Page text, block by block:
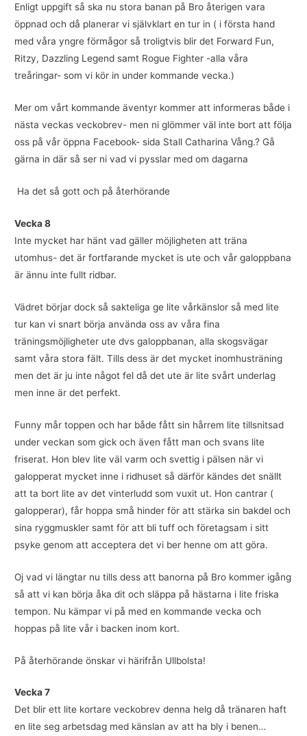
Enligt uppgift så ska nu stora banan på Bro återigen vara
öppnad och då planerar vi självklart en tur in ( i första hand
med våra yngre förmågor så troligtvis blir det Forward Fun,
Ritzy, Dazzling Legend samt Rogue Fighter -alla våra
treåringar- som vi kör in under kommande vecka.)
Mer om vårt kommande äventyr kommer att informeras både i
nästa veckas veckobrev- men ni glömmer väl inte bort att följa
oss på vår öppna Facebook- sida Stall Catharina Vång.? Gå
gärna in där så ser ni vad vi pysslar med om dagarna
Ha det så gott och på återhörande
Vecka 8
Inte mycket har hänt vad gäller möjligheten att träna
utomhus- det är fortfarande mycket is ute och vår galoppbana
är ännu inte fullt ridbar.
Vädret börjar dock så sakteliga ge lite vårkänslor så med lite
tur kan vi snart börja använda oss av våra fina
träningsmöjligheter ute dvs galoppbanan, alla skogsvägar
samt våra stora fält. Tills dess är det mycket inomhusträning
men det är ju inte något fel då det ute är lite svårt underlag
men inne är det perfekt.
Funny mår toppen och har både fått sin hårrem lite tillsnitsad
under veckan som gick och även fått man och svans lite
friserat. Hon blev lite väl varm och svettig i pälsen när vi
galopperat mycket inne i ridhuset så därför kändes det snällt
att ta bort lite av det vinterludd som vuxit ut. Hon cantrar (
galopperar), får hoppa små hinder för att stärka sin bakdel och
sina ryggmuskler samt för att bli tuff och företagsam i sitt
psyke genom att acceptera det vi ber henne om att göra.
Oj vad vi längtar nu tills dess att banorna på Bro kommer igång
så att vi kan börja åka dit och släppa på hästarna i lite friska
tempon. Nu kämpar vi på med en kommande vecka och
hoppas på lite vår i backen inom kort.
På återhörande önskar vi härifrån Ullbolsta!
Vecka 7
Det blir ett lite kortare veckobrev denna helg då tränaren haft
en lite seg arbetsdag med känslan av att ha bly i benen…